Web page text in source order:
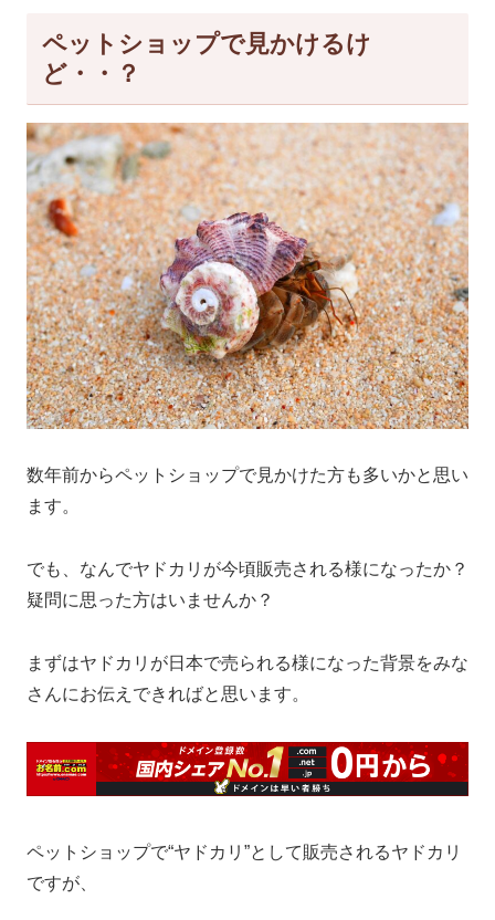
ペットショップで見かけるけ
ど・・？
数年前からペットショップで見かけた方も多いかと思い
ます。
でも、なんでヤドカリが今頃販売される様になったか？
疑問に思った方はいませんか？
まずはヤドカリが日本で売られる様になった背景をみな
さんにお伝えできればと思います。
ペットショップで“ヤドカリ”として販売されるヤドカリ
ですが、